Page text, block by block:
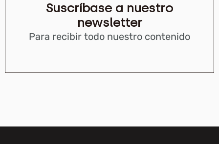
Suscríbase a nuestro
newsletter
Para recibir todo nuestro contenido